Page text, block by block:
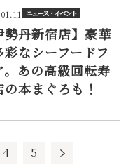
ニュース・イベント
勢丹新宿店】豪華
彩なシーフードフ
。あの高級回転寿
の本まぐろも！
4 5